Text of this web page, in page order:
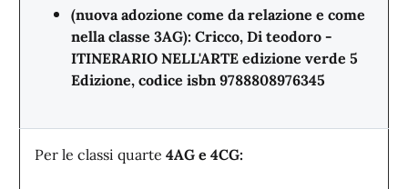
(nuova adozione come da relazione e come
nella classe 3AG): Cricco, Di teodoro -
ITINERARIO NELL'ARTE edizione verde 5
Edizione, codice isbn 9788808976345
Per le classi quarte 4AG e 4CG: